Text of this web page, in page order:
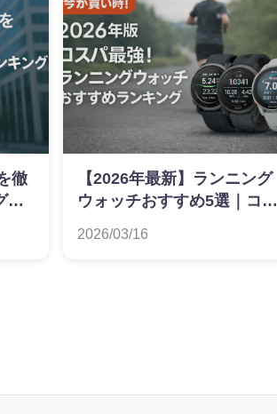
徹
お
【2026年最新】ランニング
ウォッチおすすめ5選｜コス
2026/03/16